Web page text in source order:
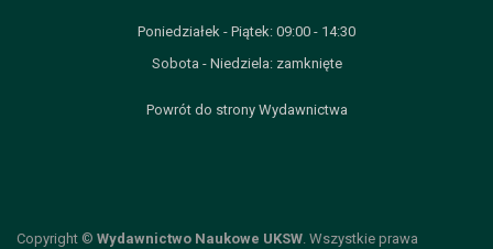
Poniedziałek - Piątek: 09:00 - 14:30
Sobota - Niedziela: zamknięte
Powrót do strony Wydawnictwa
Copyright © Wydawnictwo Naukowe UKSW . Wszystkie prawa